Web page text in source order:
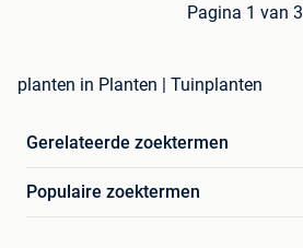
Pagina 1 van 3
planten in Planten | Tuinplanten
Gerelateerde zoektermen
Populaire zoektermen